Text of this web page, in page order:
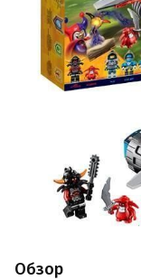
Обзор